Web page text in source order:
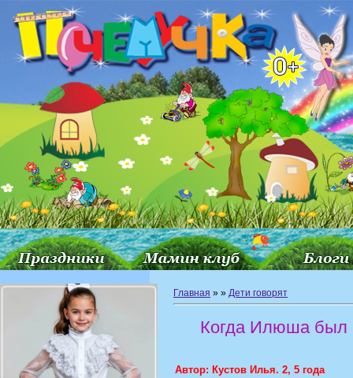
Главная » » Дети говорят
Когда Илюша был
Автор: Кустов Илья. 2, 5 года